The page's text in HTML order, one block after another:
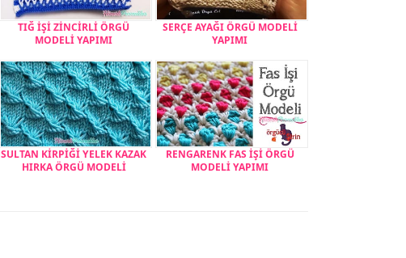
TIĞ İŞİ ZİNCİRLİ ÖRGÜ
MODELİ YAPIMI
SERÇE AYAĞI ÖRGÜ MODELİ
YAPIMI
SULTAN KİRPİĞİ YELEK KAZAK
HIRKA ÖRGÜ MODELİ
RENGARENK FAS İŞİ ÖRGÜ
MODELİ YAPIMI